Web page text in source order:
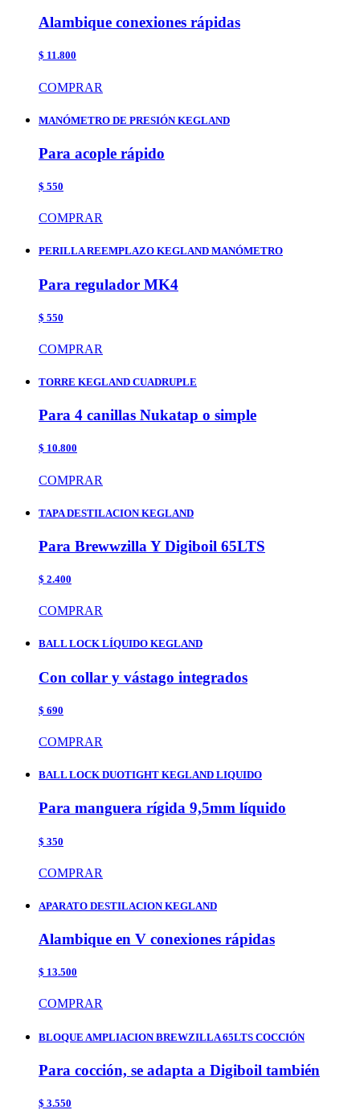
Alambique conexiones rápidas
$ 11.800
COMPRAR
MANÓMETRO DE PRESIÓN KEGLAND
Para acople rápido
$ 550
COMPRAR
PERILLA REEMPLAZO KEGLAND MANÓMETRO
Para regulador MK4
$ 550
COMPRAR
TORRE KEGLAND CUADRUPLE
Para 4 canillas Nukatap o simple
$ 10.800
COMPRAR
TAPA DESTILACION KEGLAND
Para Brewwzilla Y Digiboil 65LTS
$ 2.400
COMPRAR
BALL LOCK LÍQUIDO KEGLAND
Con collar y vástago integrados
$ 690
COMPRAR
BALL LOCK DUOTIGHT KEGLAND LIQUIDO
Para manguera rígida 9,5mm líquido
$ 350
COMPRAR
APARATO DESTILACION KEGLAND
Alambique en V conexiones rápidas
$ 13.500
COMPRAR
BLOQUE AMPLIACION BREWZILLA 65LTS COCCIÓN
Para cocción, se adapta a Digiboil también
$ 3.550